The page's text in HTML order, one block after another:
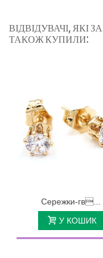
ВІДВІДУВАЧІ, ЯКІ
ТАКОЖ КУПИЛИ:
Сережки-гв...
У КОШИК